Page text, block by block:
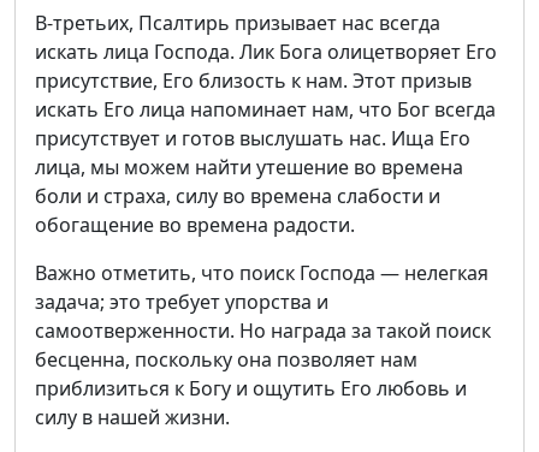
В-третьих, Псалтирь призывает нас всегда
искать лица Господа. Лик Бога олицетворяет Его
присутствие, Его близость к нам. Этот призыв
искать Его лица напоминает нам, что Бог всегда
присутствует и готов выслушать нас. Ища Его
лица, мы можем найти утешение во времена
боли и страха, силу во времена слабости и
обогащение во времена радости.
Важно отметить, что поиск Господа — нелегкая
задача; это требует упорства и
самоотверженности. Но награда за такой поиск
бесценна, поскольку она позволяет нам
приблизиться к Богу и ощутить Его любовь и
силу в нашей жизни.